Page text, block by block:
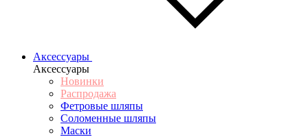
Аксессуары
Аксессуары
Новинки
Распродажа
Фетровые шляпы
Соломенные шляпы
Маски